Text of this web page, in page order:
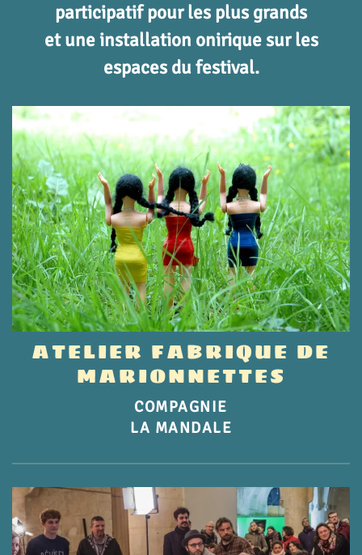
participatif pour les plus grands
et une installation onirique sur les
espaces du festival.
ATELIER FABRIQUE DE
MARIONNETTES
COMPAGNIE
LA MANDALE